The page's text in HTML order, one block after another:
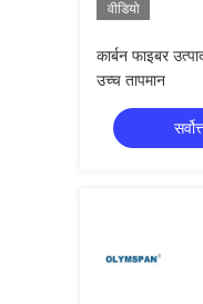
वीडियो
कार्बन फाइबर
उच्च तापमान